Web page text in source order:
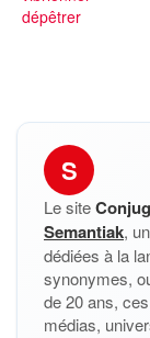
dépêtrer
S
Le site
Semantiak,
dédiées à la
synonymes,
de 20 ans,
médias,